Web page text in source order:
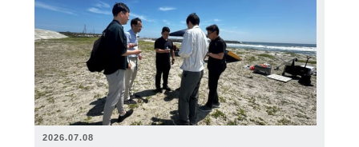
2026.07.08